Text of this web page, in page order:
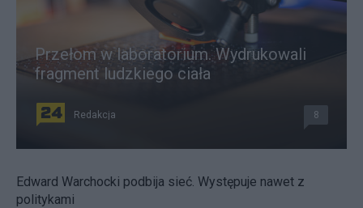
Przełom w laboratorium. Wydrukowali
fragment ludzkiego ciała
Redakcja 8
Edward Warchocki podbija sieć. Występuje nawet z
politykami